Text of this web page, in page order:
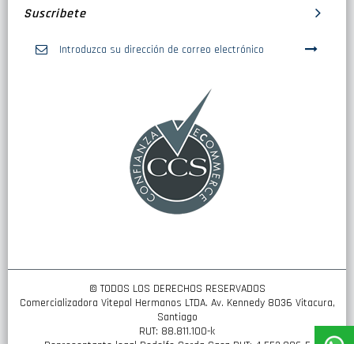
Suscribete
© TODOS LOS DERECHOS RESERVADOS
Comercializadora Vitepal Hermanos LTDA. Av. Kennedy 8036 Vitacura,
Santiago
RUT: 88.811.100-k